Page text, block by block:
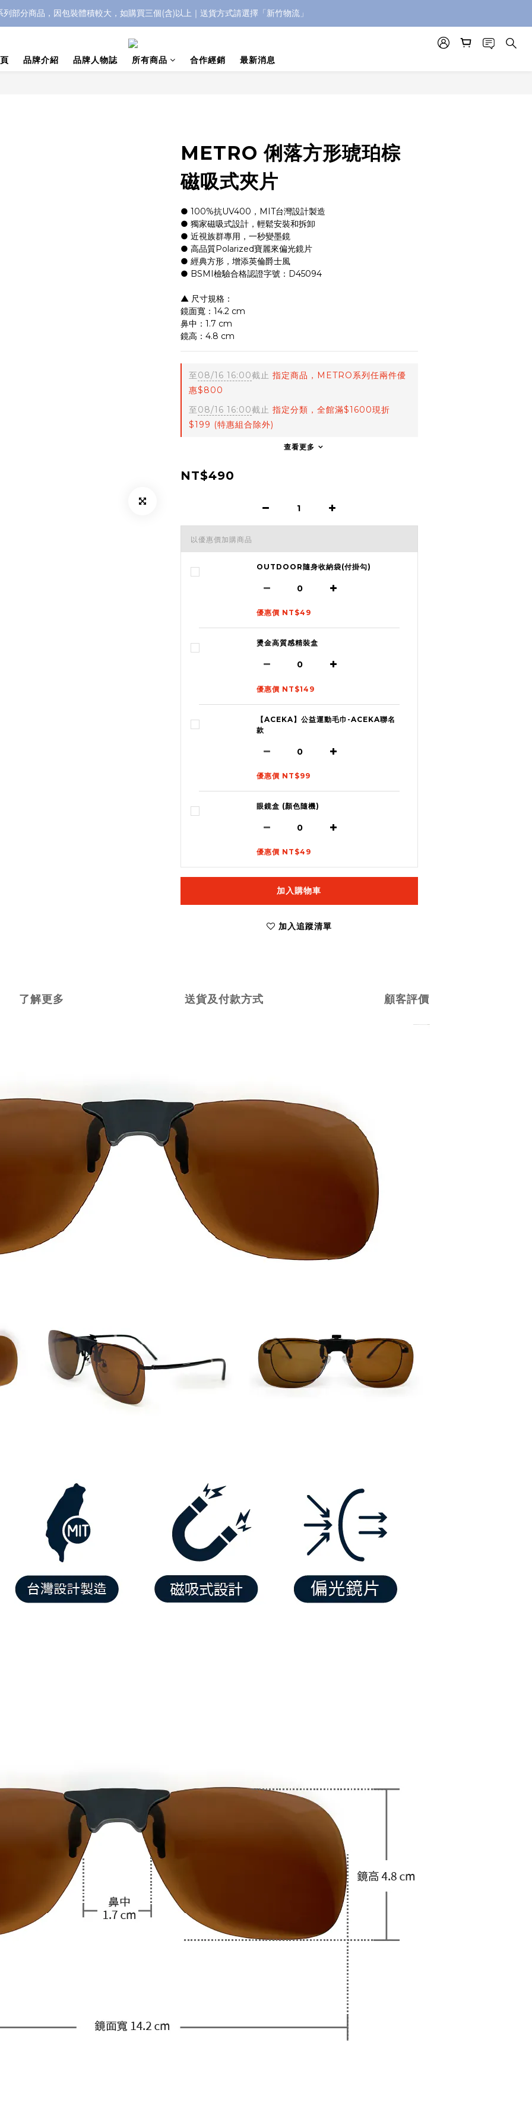
浮水太陽眼鏡🌊 全面升級新上市🎉
部分商品，因包裝體積較大，如購買三個(含)以上｜送貨方式請選擇「新竹物流」
浮水太陽眼鏡🌊 全面升級新上市🎉
品牌介紹 品牌人物誌 所有商品 合作經銷 最新消息
METRO 俐落方形琥珀棕
磁吸式夾片
● 100%抗UV400，MIT台灣設計製造
● 獨家磁吸式設計，輕鬆安裝和拆卸
● 近視族群專用，一秒變墨鏡
● 高品質Polarized寶麗來偏光鏡片
● 經典方形，增添英倫爵士風
● BSMI檢驗合格認證字號：D45094
▲ 尺寸規格：
鏡面寬：14.2 cm
鼻中：1.7 cm
鏡高：4.8 cm
至08/16 16:00截止 指定商品，METRO系列任兩件優
惠$800
至08/16 16:00截止 指定分類，全館滿$1600現折
$199 (特惠組合除外)
查看更多
NT$490
以優惠價加購商品
OUTDOOR隨身收納袋(付掛勾)
優惠價 NT$49
燙金高質感精裝盒
優惠價 NT$149
【ACEKA】公益運動毛巾-ACEKA聯名
款
優惠價 NT$99
眼鏡盒 (顏色隨機)
優惠價 NT$49
加入購物車
加入追蹤清單
了解更多 送貨及付款方式 顧客評價